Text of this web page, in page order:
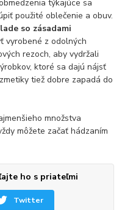
týkajúce sa
použité oblečenie a obuv.
so zásadami
vyrobené z odolných
rezoch, aby vydržali
ktoré sa dajú nájsť
tiež dobre zapadá do
množstva
môžete začať hádzaním
ho s priateľmi
Twitter